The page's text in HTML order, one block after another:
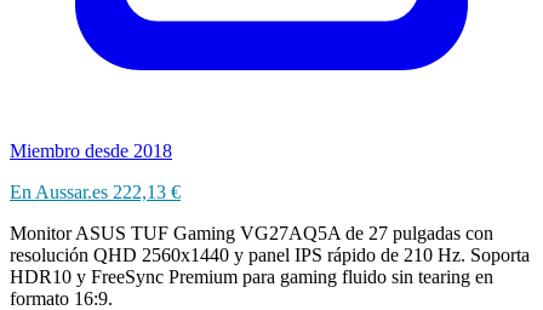
Miembro desde 2018
En Aussar.es 222,13 €
Monitor ASUS TUF Gaming VG27AQ5A de 27 pulgadas con
resolución QHD 2560x1440 y panel IPS rápido de 210 Hz. Soporta
HDR10 y FreeSync Premium para gaming fluido sin tearing en
formato 16:9.